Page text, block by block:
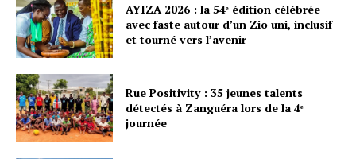
AYIZA 2026 : la 54ᵉ édition célébrée
avec faste autour d’un Zio uni, inclusif
et tourné vers l’avenir
Rue Positivity : 35 jeunes talents
détectés à Zanguéra lors de la 4ᵉ
journée